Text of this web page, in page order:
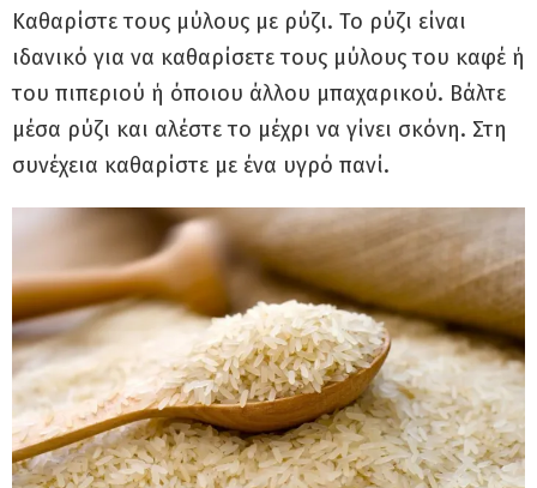
Καθαρίστε τους μύλους με ρύζι. Το ρύζι είναι
ιδανικό για να καθαρίσετε τους μύλους του καφέ ή
του πιπεριού ή όποιου άλλου μπαχαρικού. Βάλτε
μέσα ρύζι και αλέστε το μέχρι να γίνει σκόνη. Στη
συνέχεια καθαρίστε με ένα υγρό πανί.